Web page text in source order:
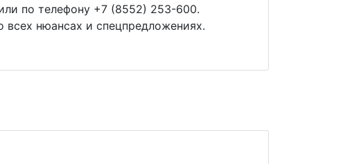
по телефону +7 (8552) 253-600.
нюансах и спецпредложениях.